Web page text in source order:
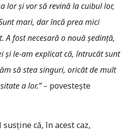
lor și vor să revină la cuibul lor,
mari, dar încă prea mici
A fost necesară o nouă ședință,
și le-am explicat că, întrucât sunt
să stea singuri, oricât de mult
a lor.” – povestește
că, în acest caz,